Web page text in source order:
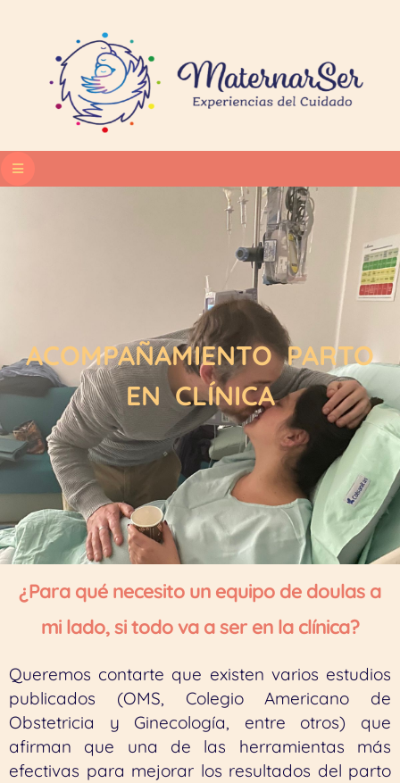
ACOMPAÑAMIENTO PARTO
EN CLÍNICA
¿Para qué necesito un equipo de doulas a
mi lado, si todo va a ser en la clínica?
Queremos contarte que existen varios estudios
publicados (OMS, Colegio Americano de
Obstetricia y Ginecología, entre otros) que
afirman que una de las herramientas más
efectivas para mejorar los resultados del parto